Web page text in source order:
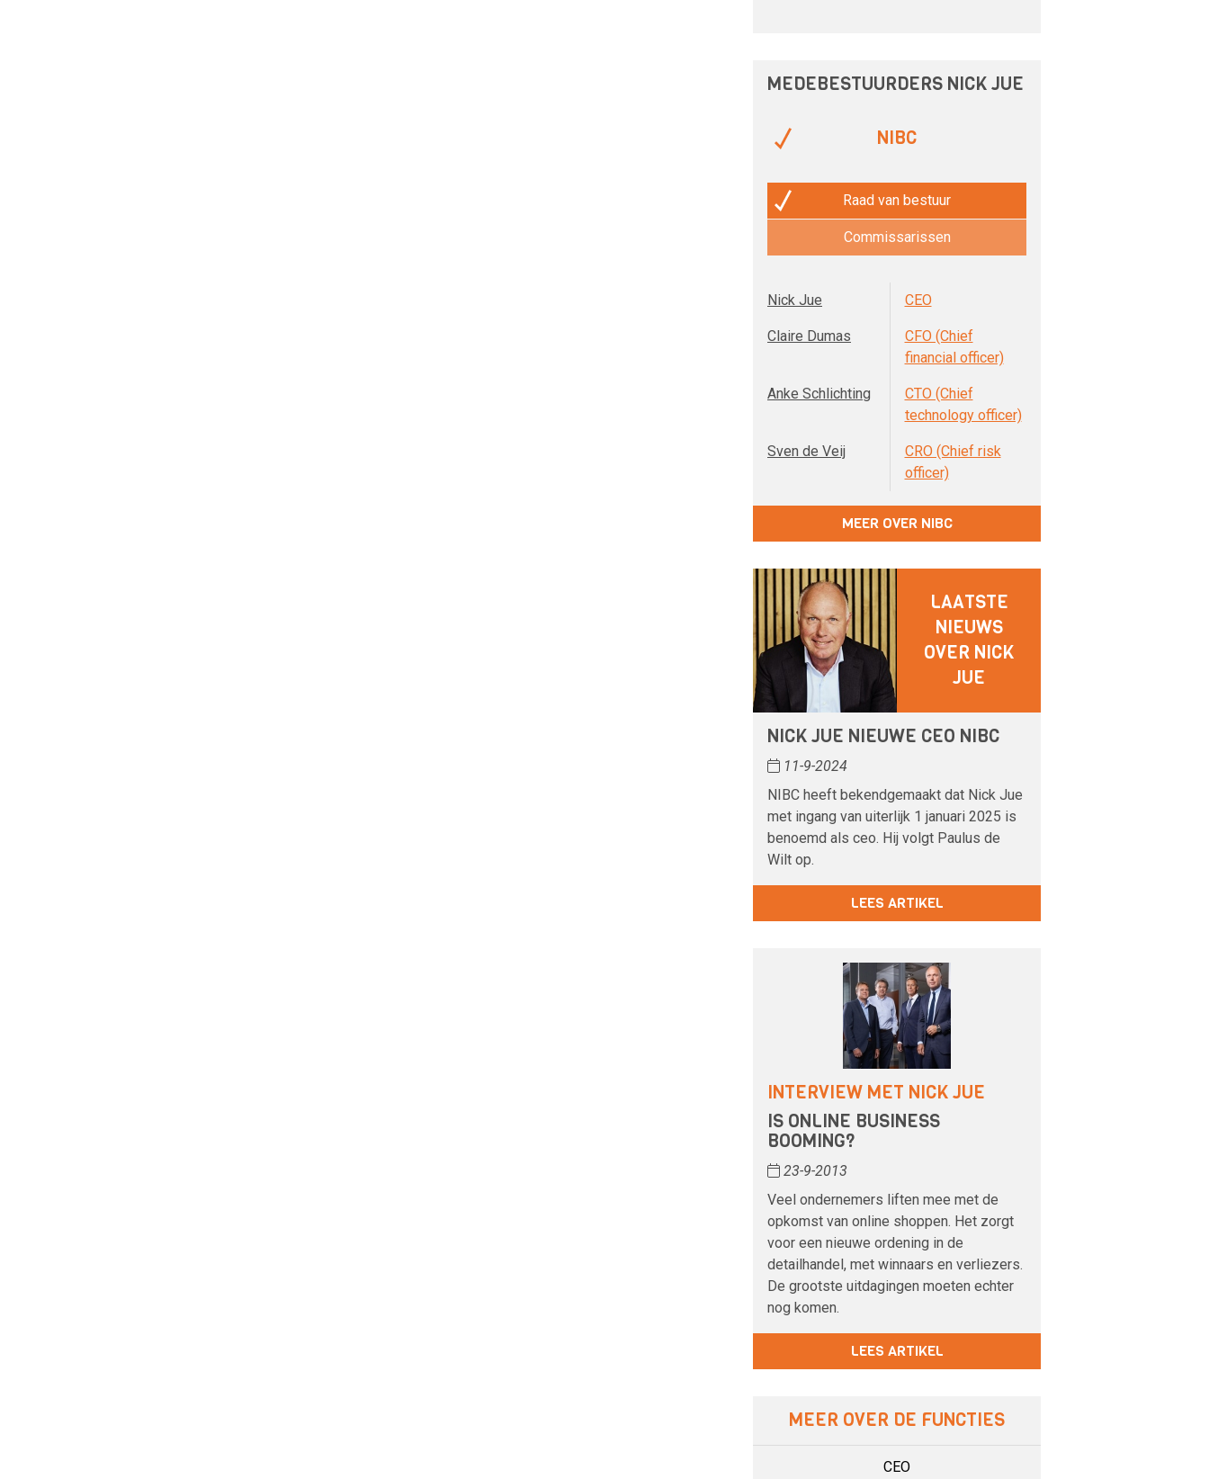
MEDEBESTUURDERS NICK JUE
NIBC
Raad van bestuur
Commissarissen
Nick Jue CEO
Claire Dumas
CFO (Chief
financial officer)
Anke Schlichting
CTO (Chief
technology officer)
Sven de Veij
CRO (Chief risk
officer)
MEER OVER NIBC
LAATSTE
NIEUWS
OVER NICK
JUE
NICK JUE NIEUWE CEO NIBC
11-9-2024
NIBC heeft bekendgemaakt dat Nick Jue
met ingang van uiterlijk 1 januari 2025 is
benoemd als ceo. Hij volgt Paulus de
Wilt op.
LEES ARTIKEL
INTERVIEW MET NICK JUE
IS ONLINE BUSINESS
BOOMING?
23-9-2013
Veel ondernemers liften mee met de
opkomst van online shoppen. Het zorgt
voor een nieuwe ordening in de
detailhandel, met winnaars en verliezers.
De grootste uitdagingen moeten echter
nog komen.
LEES ARTIKEL
MEER OVER DE FUNCTIES
CEO